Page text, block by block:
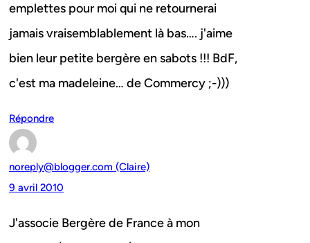
emplettes pour moi qui ne retournerai
jamais vraisemblablement là bas…. j'aime
bien leur petite bergère en sabots !!! BdF,
c'est ma madeleine… de Commercy ;-)))
Répondre
noreply@blogger.com (Claire)
9 avril 2010
J'associe Bergère de France à mon